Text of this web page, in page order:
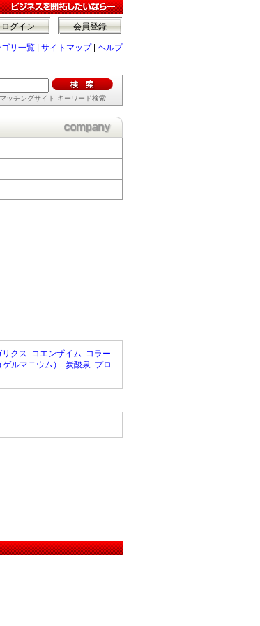
会員登録
ログイン
ゴリ一覧 サイトマップ| ヘルプ
ッチングサイト キーワード検索
リクス コエンザイム コラー
ルマニウム） 炭酸泉 プロ